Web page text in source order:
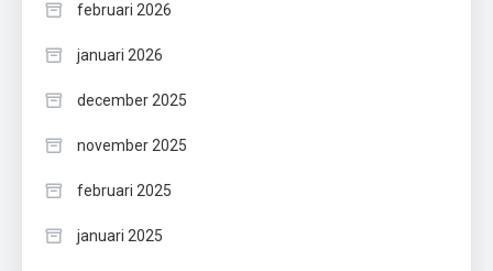
februari 2026
januari 2026
december 2025
november 2025
februari 2025
januari 2025